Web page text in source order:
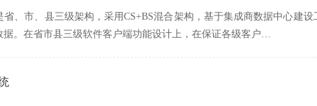
、市、县三级架构，采用CS+BS混合架构，基于集成商数据中心建
。在省市县三级软件客户端功能设计上，在保证各级客户…